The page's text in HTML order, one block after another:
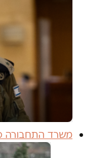
משרד התחבורה